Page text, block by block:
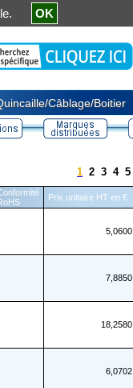
Câblage/Boitier
1 2 3 4 5
Prix unitaire HT en €
5,0600
7,8850
18,2580
6,0702
OK